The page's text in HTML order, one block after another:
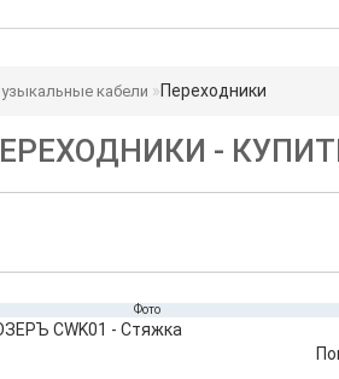
кабели Переходники
-
Фото